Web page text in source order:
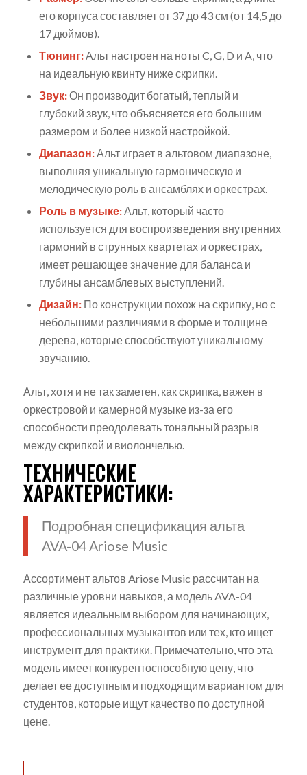
его корпуса составляет от 37 до 43 см (от 14,5 до
17 дюймов).
Тюнинг:Альт настроен на ноты C, G, D и A, что
на идеальную квинту ниже скрипки.
Звук:Он производит богатый, теплый и
глубокий звук, что объясняется его большим
размером и более низкой настройкой.
Диапазон:Альт играет в альтовом диапазоне,
выполняя уникальную гармоническую и
мелодическую роль в ансамблях и оркестрах.
Роль в музыке:Альт, который часто
используется для воспроизведения внутренних
гармоний в струнных квартетах и оркестрах,
имеет решающее значение для баланса и
глубины ансамблевых выступлений.
Дизайн:По конструкции похож на скрипку, но с
небольшими различиями в форме и толщине
дерева, которые способствуют уникальному
звучанию.
Альт, хотя и не так заметен, как скрипка, важен в
оркестровой и камерной музыке из-за его
способности преодолевать тональный разрыв
между скрипкой и виолончелью.
ТЕХНИЧЕСКИЕ
ХАРАКТЕРИСТИКИ:
Подробная спецификация альта
AVA-04 Ariose Music
Ассортимент альтов Ariose Music рассчитан на
различные уровни навыков, а модель AVA-04
является идеальным выбором для начинающих,
профессиональных музыкантов или тех, кто ищет
инструмент для практики. Примечательно, что эта
модель имеет конкурентоспособную цену, что
делает ее доступным и подходящим вариантом для
студентов, которые ищут качество по доступной
цене.